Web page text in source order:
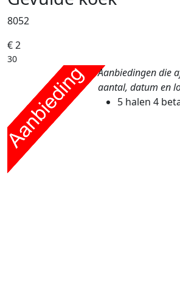
8052
€ 2
30
Aanbiedingen die
aantal, datum en
5 halen 4